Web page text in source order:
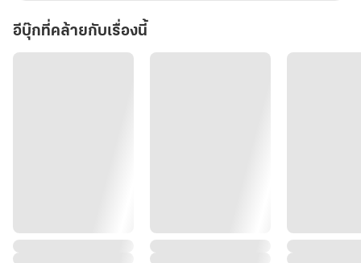
อีบุ๊กที่คล้ายกับเรื่องนี้